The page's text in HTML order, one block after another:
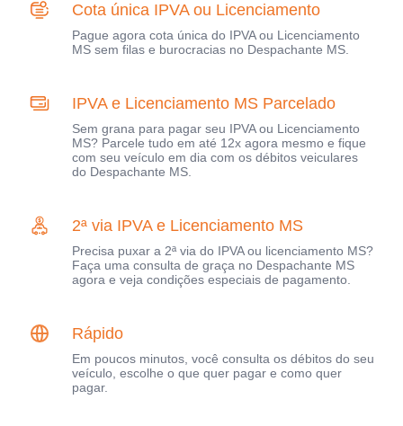
Cota única IPVA ou Licenciamento
Pague agora cota única do IPVA ou Licenciamento
MS sem filas e burocracias no Despachante MS.
IPVA e Licenciamento MS Parcelado
Sem grana para pagar seu IPVA ou Licenciamento
MS? Parcele tudo em até 12x agora mesmo e fique
com seu veículo em dia com os débitos veiculares
do Despachante MS.
2ª via IPVA e Licenciamento MS
Precisa puxar a 2ª via do IPVA ou licenciamento MS?
Faça uma consulta de graça no Despachante MS
agora e veja condições especiais de pagamento.
Rápido
Em poucos minutos, você consulta os débitos do seu
veículo, escolhe o que quer pagar e como quer
pagar.